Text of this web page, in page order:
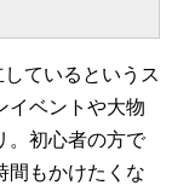
ているというス
イベントや大物
。初心者の方で
間もかけたくな